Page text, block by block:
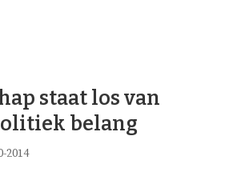
staat los van
belang
2014